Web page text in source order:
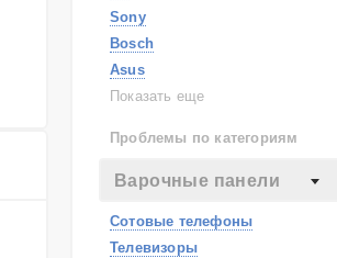
Sony
Bosch
Asus
Lenovo
Apple
Indesit
Показать еще
Проблемы по категориям
Варочные панели
Сотовые телефоны
Телевизоры